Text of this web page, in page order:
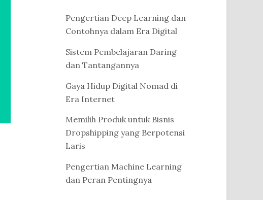
Pengertian Deep Learning dan
Contohnya dalam Era Digital
Sistem Pembelajaran Daring
dan Tantangannya
Gaya Hidup Digital Nomad di
Era Internet
Memilih Produk untuk Bisnis
Dropshipping yang Berpotensi
Laris
Pengertian Machine Learning
dan Peran Pentingnya